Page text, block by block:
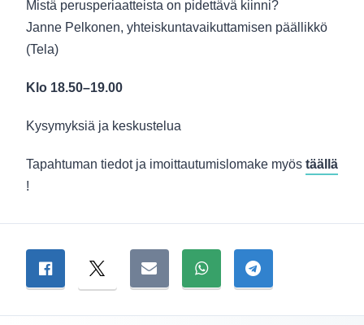
Mistä perusperiaatteista on pidettävä kiinni?
Janne Pelkonen, yhteiskuntavaikuttamisen päällikkö
(Tela)
Klo 18.50–19.00
Kysymyksiä ja keskustelua
Tapahtuman tiedot ja imoittautumislomake myös täällä
!
Jaa sivu
Jaa Facebookissa
Jaa TwitterissäJaa sähköpostitse
Jaa WhatsAppissa
Jaa